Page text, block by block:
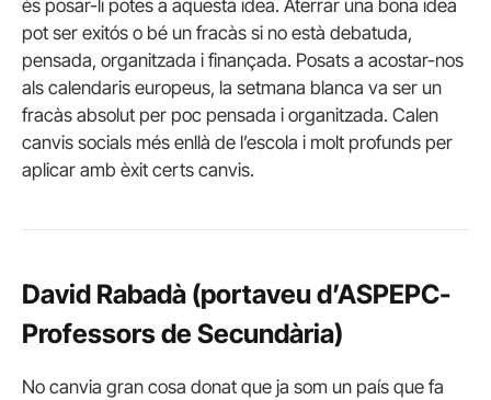
és posar-li potes a aquesta idea. Aterrar una bona idea
pot ser exitós o bé un fracàs si no està debatuda,
pensada, organitzada i finançada. Posats a acostar-nos
als calendaris europeus, la setmana blanca va ser un
fracàs absolut per poc pensada i organitzada. Calen
canvis socials més enllà de l’escola i molt profunds per
aplicar amb èxit certs canvis.
David Rabadà (portaveu d’ASPEPC-
Professors de Secundària)
No canvia gran cosa donat que ja som un país que fa